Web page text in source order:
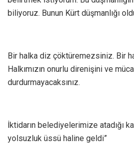
biliyoruz. Bunun Kürt düşmanlığı
Bir halka diz çöktüremezsiniz. Bir
Halkımızın onurlu direnişini ve
durdurmayacaksınız.
İktidarın belediyelerimize atadığı
yolsuzluk üssü haline geldi”